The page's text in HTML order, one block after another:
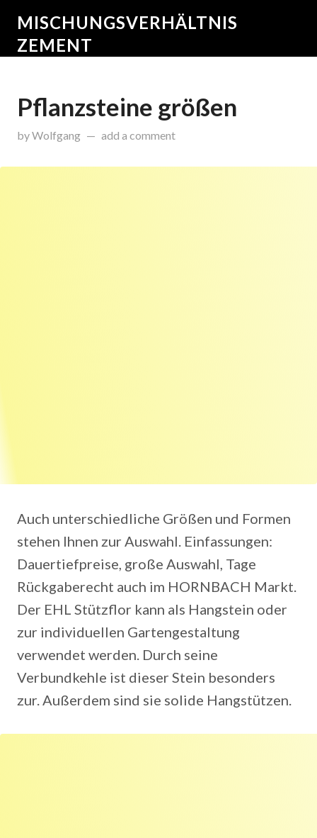
MISCHUNGSVERHÄLTNIS
ZEMENT
Pflanzsteine größen
byWolfgang onFebruar 4, 2015
add a comment
Auch unterschiedliche Größen und Formen
stehen Ihnen zur Auswahl. Einfassungen:
Dauertiefpreise, große Auswahl, Tage
Rückgaberecht auch im HORNBACH Markt.
Der EHL Stützflor kann als Hangstein oder
zur individuellen Gartengestaltung
verwendet werden. Durch seine
Verbundkehle ist dieser Stein besonders
zur. Außerdem sind sie solide Hangstützen.